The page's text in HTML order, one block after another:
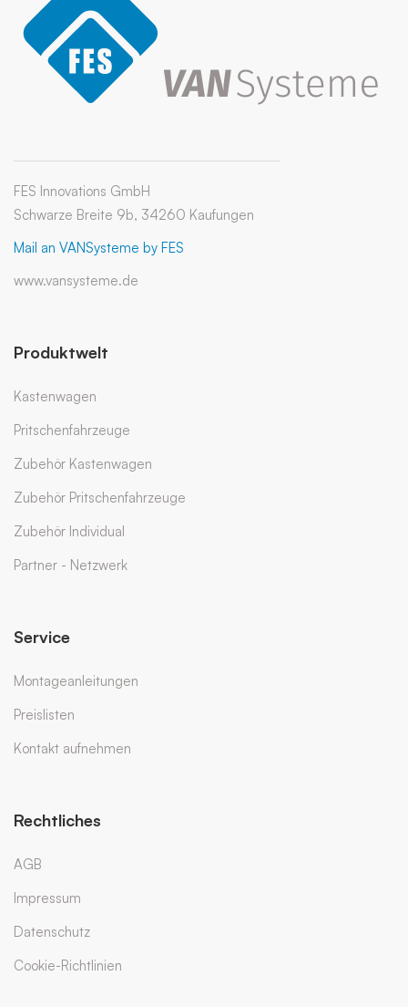
FES Innovations GmbH
Schwarze Breite 9b, 34260 Kaufungen
Mail an VANSysteme by FES
www.vansysteme.de
Produktwelt
Kastenwagen
Pritschenfahrzeuge
Zubehör Kastenwagen
Zubehör Pritschenfahrzeuge
Zubehör Individual
Partner - Netzwerk
Service
Montageanleitungen
Preislisten
Kontakt aufnehmen
Rechtliches
AGB
Impressum
Datenschutz
Cookie-Richtlinien